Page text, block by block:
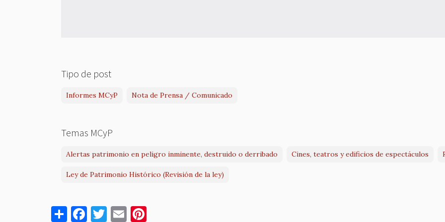
Tipo de post
Informes MCyP Nota de Prensa / Comunicado
Temas MCyP
Alertas patrimonio en peligro inminente, destruido o derribado Cines, teatros y edificios de espectáculos
Ley de Patrimonio Histórico (Revisión de la ley)
S F T E